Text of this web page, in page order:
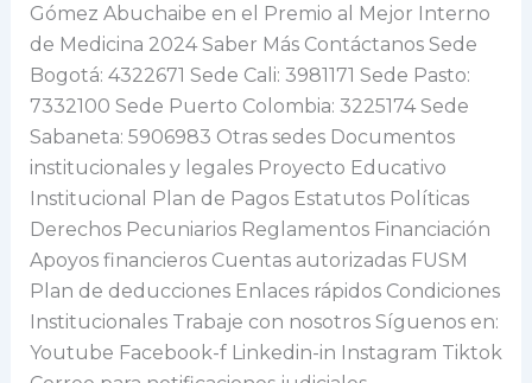
Gómez Abuchaibe en el Premio al Mejor Interno
de Medicina 2024 Saber Más Contáctanos Sede
Bogotá: 4322671 Sede Cali: 3981171 Sede Pasto:
7332100 Sede Puerto Colombia: 3225174 Sede
Sabaneta: 5906983 Otras sedes Documentos
institucionales y legales Proyecto Educativo
Institucional Plan de Pagos Estatutos Políticas
Derechos Pecuniarios Reglamentos Financiación
Apoyos financieros Cuentas autorizadas FUSM
Plan de deducciones Enlaces rápidos Condiciones
Institucionales Trabaje con nosotros Síguenos en:
Youtube Facebook-f Linkedin-in Instagram Tiktok